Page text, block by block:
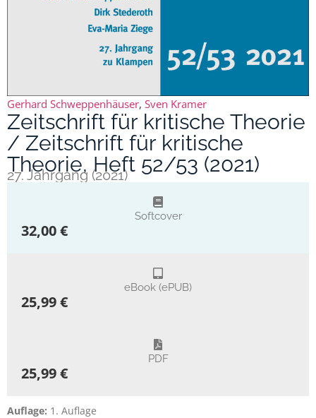
Gerhard Schweppenhäuser, Sven Kramer
Zeitschrift für kritische Theorie
/ Zeitschrift für kritische
Theorie, Heft 52/53 (2021)
27. Jahrgang (2021)
Softcover
32,00 €
eBook (ePUB)
25,99 €
PDF
25,99 €
Auflage: 1. Auflage